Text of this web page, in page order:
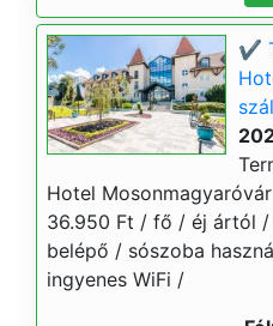
✔️
Hotel
36.950 Ft / fő / éj ártól
belépő / sószoba
ingyenes WiFi /